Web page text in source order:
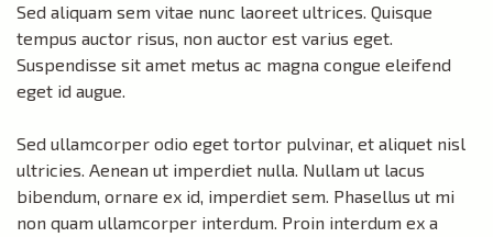
Sed aliquam sem vitae nunc laoreet ultrices. Quisque
tempus auctor risus, non auctor est varius eget.
Suspendisse sit amet metus ac magna congue eleifend
eget id augue.
Sed ullamcorper odio eget tortor pulvinar, et aliquet nisl
ultricies. Aenean ut imperdiet nulla. Nullam ut lacus
bibendum, ornare ex id, imperdiet sem. Phasellus ut mi
non quam ullamcorper interdum. Proin interdum ex a